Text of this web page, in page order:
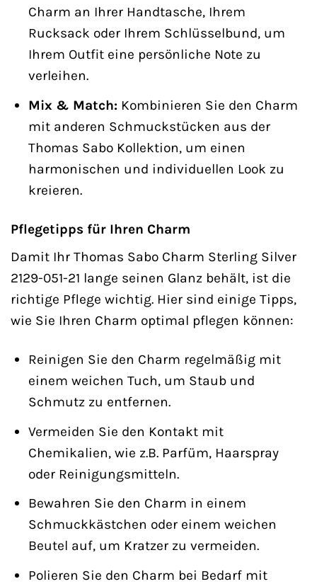
Charm an Ihrer Handtasche, Ihrem
Rucksack oder Ihrem Schlüsselbund, um
Ihrem Outfit eine persönliche Note zu
verleihen.
Mix & Match:Kombinieren Sie den Charm
mit anderen Schmuckstücken aus der
Thomas Sabo Kollektion, um einen
harmonischen und individuellen Look zu
kreieren.
Pflegetipps für Ihren Charm
Damit Ihr Thomas Sabo Charm Sterling Silver
2129-051-21 lange seinen Glanz behält, ist die
richtige Pflege wichtig. Hier sind einige Tipps,
wie Sie Ihren Charm optimal pflegen können:
Reinigen Sie den Charm regelmäßig mit
einem weichen Tuch, um Staub und
Schmutz zu entfernen.
Vermeiden Sie den Kontakt mit
Chemikalien, wie z.B. Parfüm, Haarspray
oder Reinigungsmitteln.
Bewahren Sie den Charm in einem
Schmuckkästchen oder einem weichen
Beutel auf, um Kratzer zu vermeiden.
Polieren Sie den Charm bei Bedarf mit